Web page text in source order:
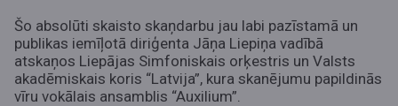
Šo absolūti skaisto skaņdarbu jau labi pazīstamā un
publikas iemīļotā diriģenta Jāņa Liepiņa vadībā
atskaņos Liepājas Simfoniskais orķestris un Valsts
akadēmiskais koris “Latvija”, kura skanējumu papildinās
vīru vokālais ansamblis “Auxilium”.